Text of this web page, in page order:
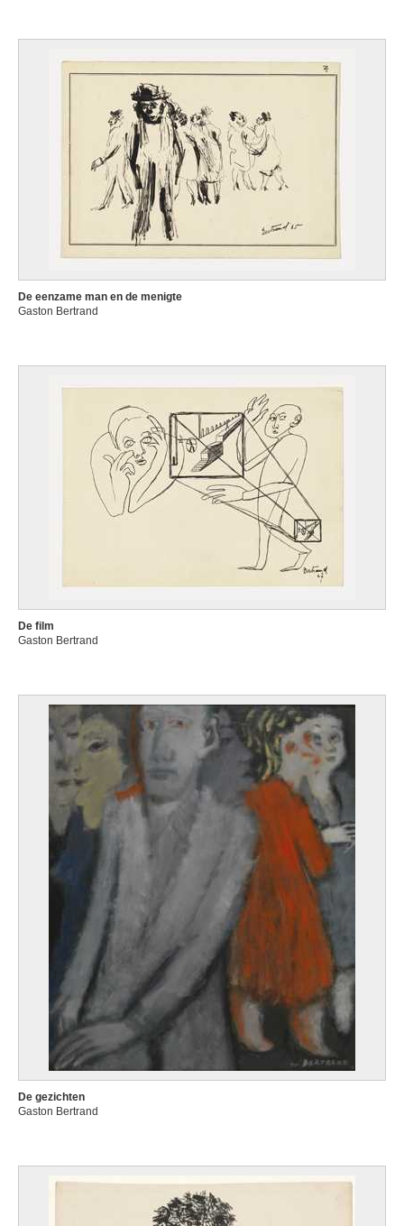
De eenzame man en de menigte
Gaston Bertrand
De film
Gaston Bertrand
De gezichten
Gaston Bertrand